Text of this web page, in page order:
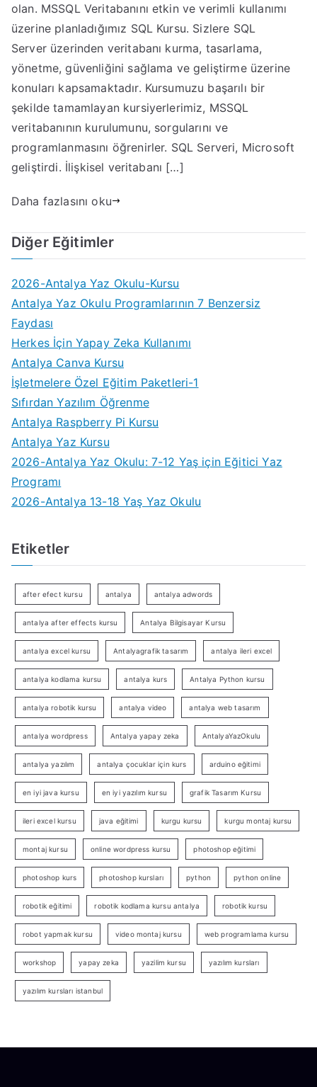
olan. MSSQL Veritabanını etkin ve verimli kullanımı
üzerine planladığımız SQL Kursu. Sizlere SQL
Server üzerinden veritabanı kurma, tasarlama,
yönetme, güvenliğini sağlama ve geliştirme üzerine
konuları kapsamaktadır. Kursumuzu başarılı bir
şekilde tamamlayan kursiyerlerimiz, MSSQL
veritabanının kurulumunu, sorgularını ve
programlanmasını öğrenirler. SQL Serveri, Microsoft
geliştirdi. İlişkisel veritabanı […]
Daha fazlasını oku
Diğer Eğitimler
2026-Antalya Yaz Okulu-Kursu
Antalya Yaz Okulu Programlarının 7 Benzersiz
Faydası
Herkes İçin Yapay Zeka Kullanımı
Antalya Canva Kursu
İşletmelere Özel Eğitim Paketleri-1
Sıfırdan Yazılım Öğrenme
Antalya Raspberry Pi Kursu
Antalya Yaz Kursu
2026-Antalya Yaz Okulu: 7-12 Yaş için Eğitici Yaz
Programı
2026-Antalya 13-18 Yaş Yaz Okulu
Etiketler
after efect kursu antalya antalya adwords
antalya after effects kursu Antalya Bilgisayar Kursu
antalya excel kursu Antalyagrafik tasarım antalya ileri excel
antalya kodlama kursu antalya kurs Antalya Python kursu
antalya robotik kursu antalya video antalya web tasarım
antalya wordpress Antalya yapay zeka AntalyaYazOkulu
antalya yazılım antalya çocuklar için kurs arduino eğitimi
en iyi java kursu en iyi yazılım kursu grafik Tasarım Kursu
ileri excel kursu java eğitimi kurgu kursu kurgu montaj kursu
montaj kursu online wordpress kursu photoshop eğitimi
photoshop kurs photoshop kursları python python online
robotik eğitimi robotik kodlama kursu antalya robotik kursu
robot yapmak kursu video montaj kursu web programlama kursu
workshop yapay zeka yazilim kursu yazılım kursları
yazılım kursları istanbul